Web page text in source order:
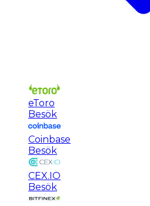
eToro
Besök
Coinbase
Besök
CEX.IO
Besök